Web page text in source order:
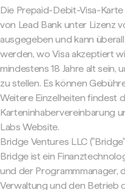
Die Prepaid-Debit-Visa-Karte
von Lead Bank unter Lizenz
ausgegeben und kann
werden, wo Visa akzeptiert
mindestens 18 Jahre alt sein,
zu stellen. Es können
Weitere Einzelheiten findest
Karteninhabervereinbarung
Labs Website.
Bridge Ventures LLC
Bridge ist ein
und der Programmmanager,
Verwaltung und den Betrieb